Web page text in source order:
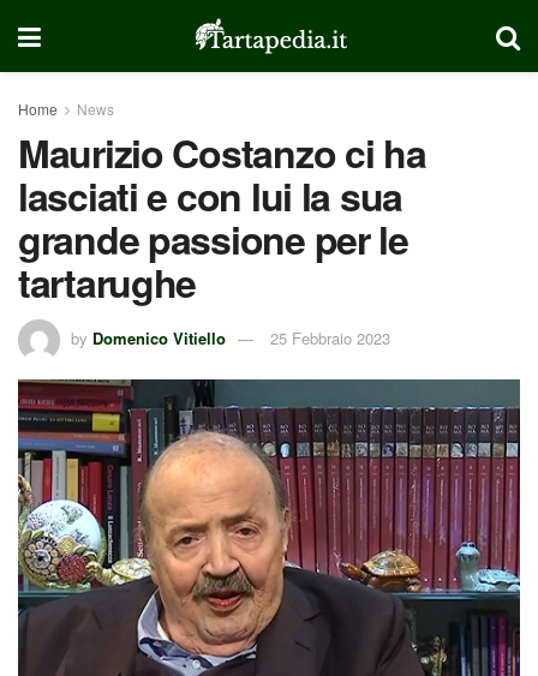
Home News
Maurizio Costanzo ci ha
lasciati e con lui la sua
grande passione per le
tartarughe
by Domenico Vitiello 25 Febbraio 2023